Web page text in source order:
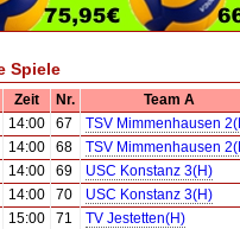
Spiele
Zeit Nr. Team A
14:00 67 TSV Mimmenhausen
14:00 68 TSV Mimmenhausen
14:00 69 USC Konstanz 3(H)
14:00 70 USC Konstanz 3(H)
15:00 71 TV Jestetten(H)